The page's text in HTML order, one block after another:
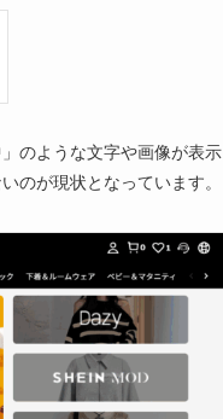
のような文字や画像が表示
のが現状となっています。